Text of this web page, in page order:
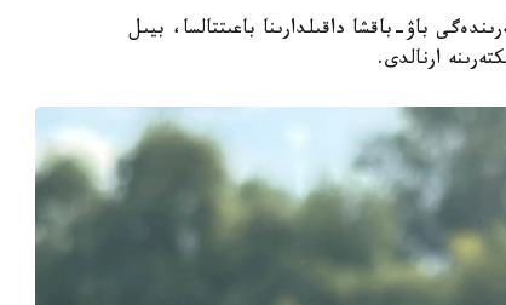
باۋ-باقشا داقىلدارىنا باعىتتالسا، بيىل
ارنالدى.